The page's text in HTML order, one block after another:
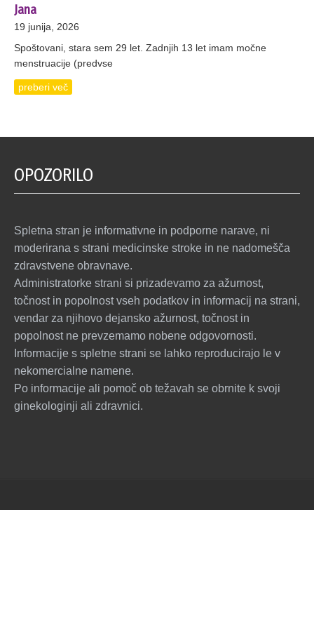
Jana
19 junija, 2026
Spoštovani, stara sem 29 let. Zadnjih 13 let imam močne
menstruacije (predvse
preberi več
OPOZORILO
Spletna stran je informativne in podporne narave, ni
moderirana s strani medicinske stroke in ne nadomešča
zdravstvene obravnave.
Administratorke strani si prizadevamo za ažurnost,
točnost in popolnost vseh podatkov in informacij na strani,
vendar za njihovo dejansko ažurnost, točnost in
popolnost ne prevzemamo nobene odgovornosti.
Informacije s spletne strani se lahko reproducirajo le v
nekomercialne namene.
Po informacije ali pomoč ob težavah se obrnite k svoji
ginekologinji ali zdravnici.